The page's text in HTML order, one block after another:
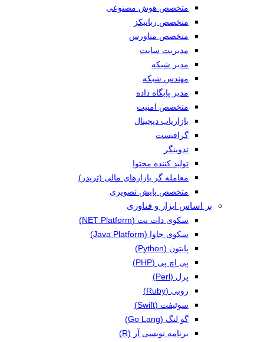
متخصص هوش مصنوعی
متخصص رباتیکز
متخصص متاورس
مدیریت سایت
مدیر شبکه
مهندس شبکه
مدیر پایگاه داده
متخصص امنیت
بازاریاب دیجیتال
گرافیست
تدوینگر
تولید کننده محتوا
معامله گر بازارهای مالی (تریدر)
متخصص پایش تصویری
بر اساس ابزار و فناوری
سکوی دات نت (NET Platform)
سکوی جاوا (Java Platform)
پایتون (Python)
پی اچ پی (PHP)
پرل (Perl)
روبی (Ruby)
سوئیفت (Swift)
گو لنگ (Go Lang)
برنامه نویسی آر (R)